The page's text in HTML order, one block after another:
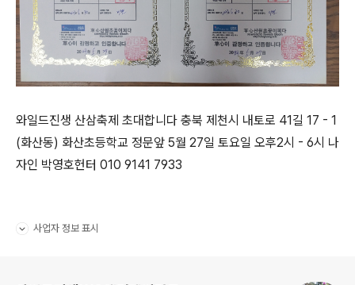
와일드진생 산삼축제 초대합니다 충북 제천시 내토로 41길 17 - 1
(화산동) 화산초등학교 정문앞 5월 27일 토요일 오후2시 - 6시 나
자인 박영호헌터 010 9141 7933
사업자 정보 표시